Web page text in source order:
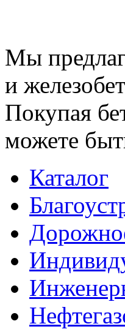
Мы
и
Покупая
можете
Каталог